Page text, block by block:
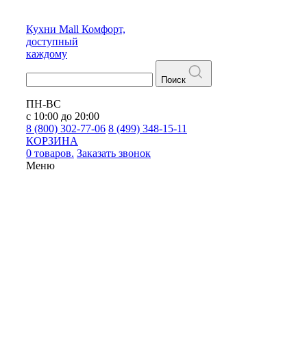
Кухни Mall Комфорт,
доступный
каждому
Поиск
ПН-ВС
с 10:00 до 20:00
8 (800) 302-77-06 8 (499) 348-15-11
КОРЗИНА
0 товаров. Заказать звонок
Меню